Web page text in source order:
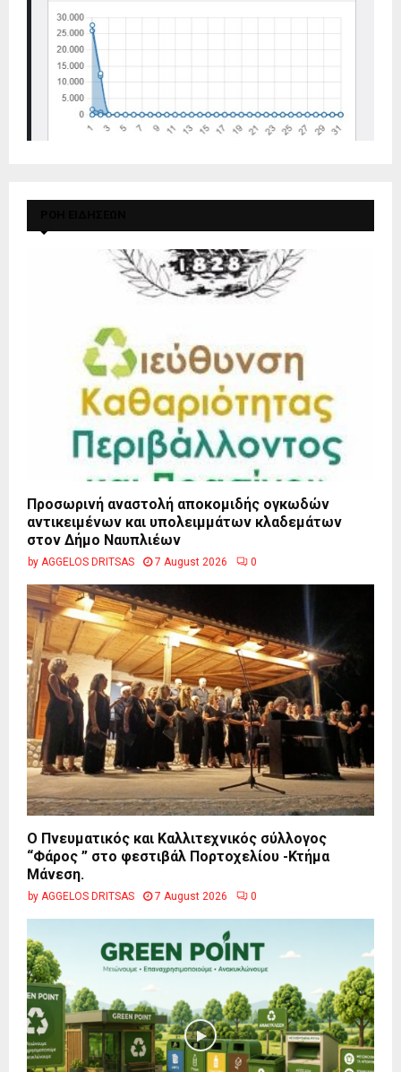
Προσωρινή αναστολή αποκομιδής ογκωδών
αντικειμένων και υπολειμμάτων κλαδεμάτων
στον Δήμο Ναυπλιέων
by AGGELOS DRITSAS 7 August 2026 0
Ο Πνευματικός και Καλλιτεχνικός σύλλογος
“Φάρος ” στο φεστιβάλ Πορτοχελίου -Κτήμα
Μάνεση.
by AGGELOS DRITSAS 7 August 2026 0